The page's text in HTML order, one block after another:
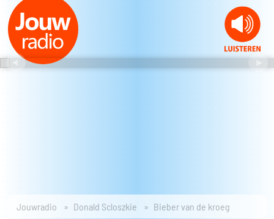
Jouwradio Donald Scloszkie Bieber van de kroeg